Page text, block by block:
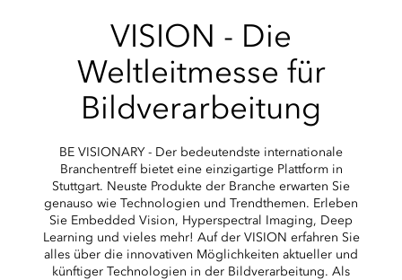
VISION - Die
Weltleitmesse für
Bildverarbeitung
BE VISIONARY - Der bedeutendste internationale
Branchentreff bietet eine einzigartige Plattform in
Stuttgart. Neuste Produkte der Branche erwarten Sie
genauso wie Technologien und Trendthemen. Erleben
Sie Embedded Vision, Hyperspectral Imaging, Deep
Learning und vieles mehr! Auf der VISION erfahren Sie
alles über die innovativen Möglichkeiten aktueller und
künftiger Technologien in der Bildverarbeitung. Als